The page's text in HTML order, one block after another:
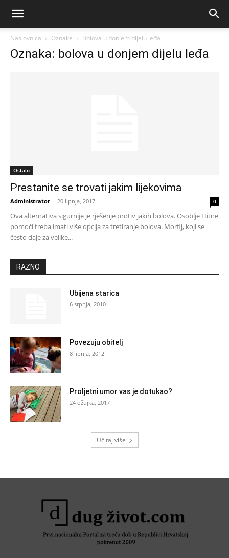
Naslovnica Oznake Bolova u donjem dijelu leđa
Oznaka: bolova u donjem dijelu leđa
Ostalo
Prestanite se trovati jakim lijekovima
Administrator - 20 lipnja, 2017 0
Ova alternativa sigurnije je rješenje protiv jakih bolova. Osoblje Hitne
pomoći treba imati više opcija za tretiranje bolova. Morfij, koji se
često daje za velike...
RAZNO
Ubijena starica
6 srpnja, 2010
Povezuju obitelj
8 lipnja, 2012
Proljetni umor vas je dotukao?
24 ožujka, 2017
Učitaj više